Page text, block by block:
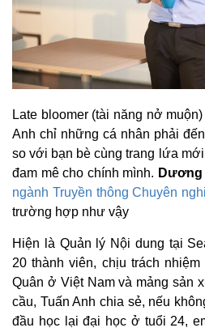
Late bloomer (tài năng nở
Anh chỉ những cá nhân phải
so với bạn bè cùng trang lứa
đam mê cho chính mình. Dương
ngành Truyền thông Chuyên
trường hợp như vậy
Hiện là Quản lý Nội dung tại
20 thành viên, chịu trách
Quân ở Việt Nam và mảng sản
cầu, Tuấn Anh chia sẻ, nếu
đầu học lại đại học ở tuổi 24,